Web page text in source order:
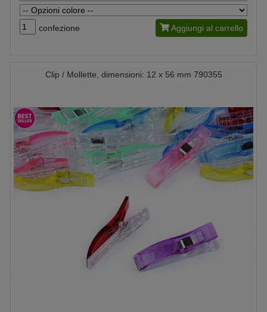
confezione Aggiungi al carrello
Clip / Mollette, dimensioni: 12 x 56 mm 790355